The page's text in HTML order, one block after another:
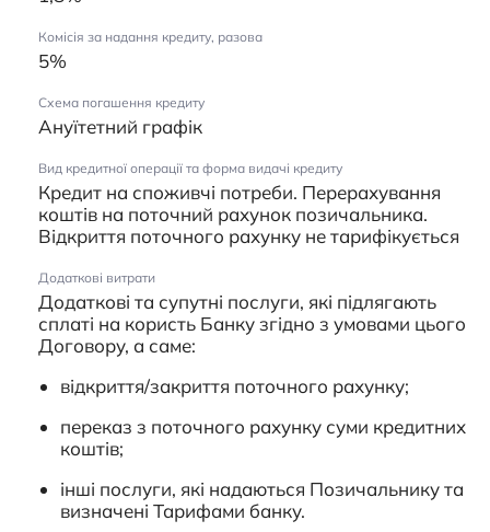
Комісія за надання кредиту, разова
5%
Схема погашення кредиту
Ануїтетний графік
Вид кредитної операції та форма видачі кредиту
Кредит на споживчі потреби. Перерахування
коштів на поточний рахунок позичальника.
Відкриття поточного рахунку не тарифікується
Додаткові витрати
Додаткові та супутні послуги, які підлягають
сплаті на користь Банку згідно з умовами цього
Договору, а саме:
відкриття/закриття поточного рахунку;
переказ з поточного рахунку суми кредитних
коштів;
інші послуги, які надаються Позичальнику та
визначені Тарифами банку.